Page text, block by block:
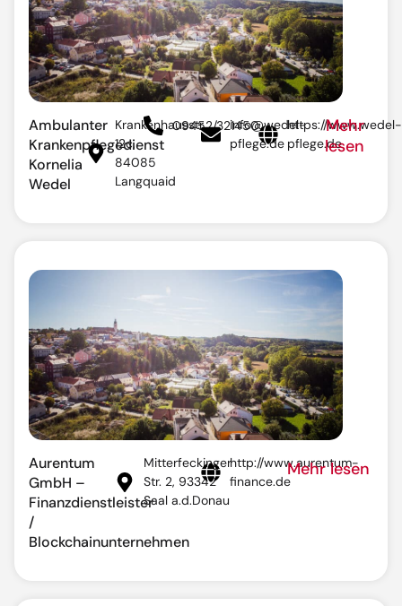
Ambulanter
Krankenpflegedienst
Kornelia
Wedel
Krankenhausstr.
12c,
84085
Langquaid
09452/321450info@wedel-
pflege.de
https://www.wedel-
pflege.de
Mehr
lesen
Aurentum
GmbH –
Finanzdienstleister
/
Blockchainunternehmen
Mitterfeckinger
Str. 2, 93342
Saal a.d.Donau
http://www.aurentum-
finance.de
Mehr lesen